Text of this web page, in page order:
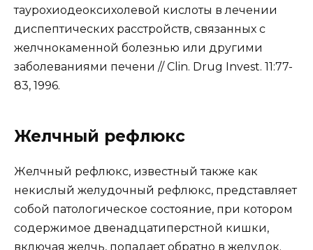
таурохиодеоксихолевой кислоты в лечении
диспептических расстройств, связанных с
желчнокаменной болезнью или другими
заболеваниями печени // Clin. Drug Invest. 11:77-
83, 1996.
Желчный рефлюкс
Желчный рефлюкс, известный также как
некислый желудочный рефлюкс, представляет
собой патологическое состояние, при котором
содержимое двенадцатиперстной кишки,
включая желчь, попадает обратно в желудок.